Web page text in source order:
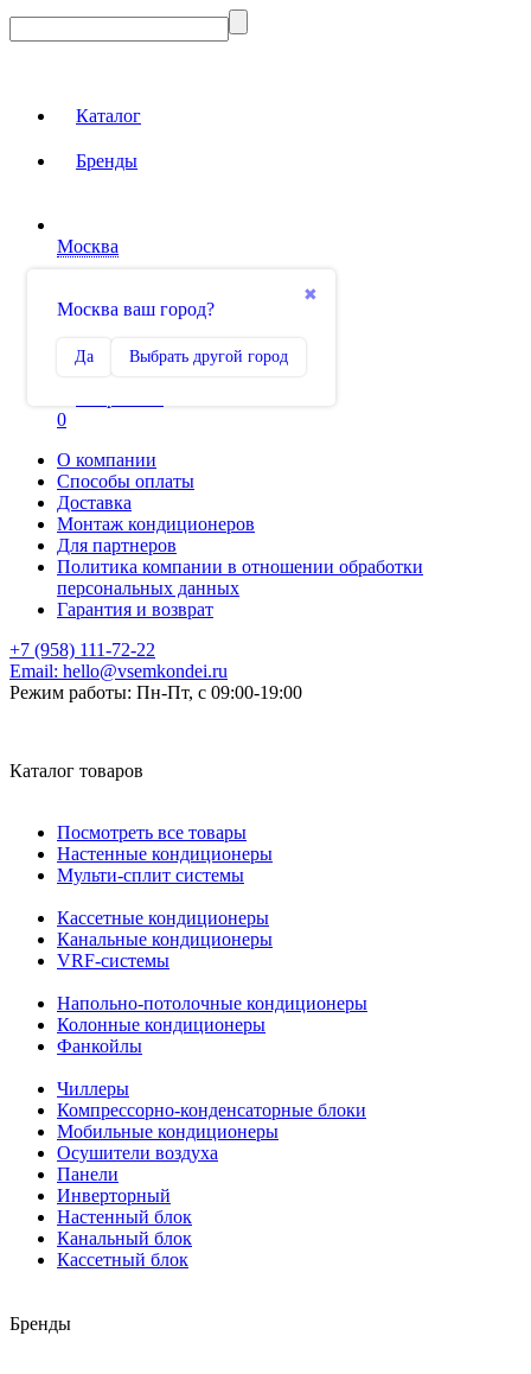
Каталог
Бренды
Москва
✖
Москва ваш город?
Да Выбрать другой город
Сравнение
0
О компании
Способы оплаты
Доставка
Монтаж кондиционеров
Для партнеров
Политика компании в отношении обработки
персональных данных
Гарантия и возврат
+7 (958) 111-72-22
Email: hello@vsemkondei.ru
Режим работы: Пн-Пт, с 09:00-19:00
Каталог товаров
Посмотреть все товары
Настенные кондиционеры
Мульти-сплит системы
Кассетные кондиционеры
Канальные кондиционеры
VRF-системы
Напольно-потолочные кондиционеры
Колонные кондиционеры
Фанкойлы
Чиллеры
Компрессорно-конденсаторные блоки
Мобильные кондиционеры
Осушители воздуха
Панели
Инверторный
Настенный блок
Канальный блок
Кассетный блок
Бренды